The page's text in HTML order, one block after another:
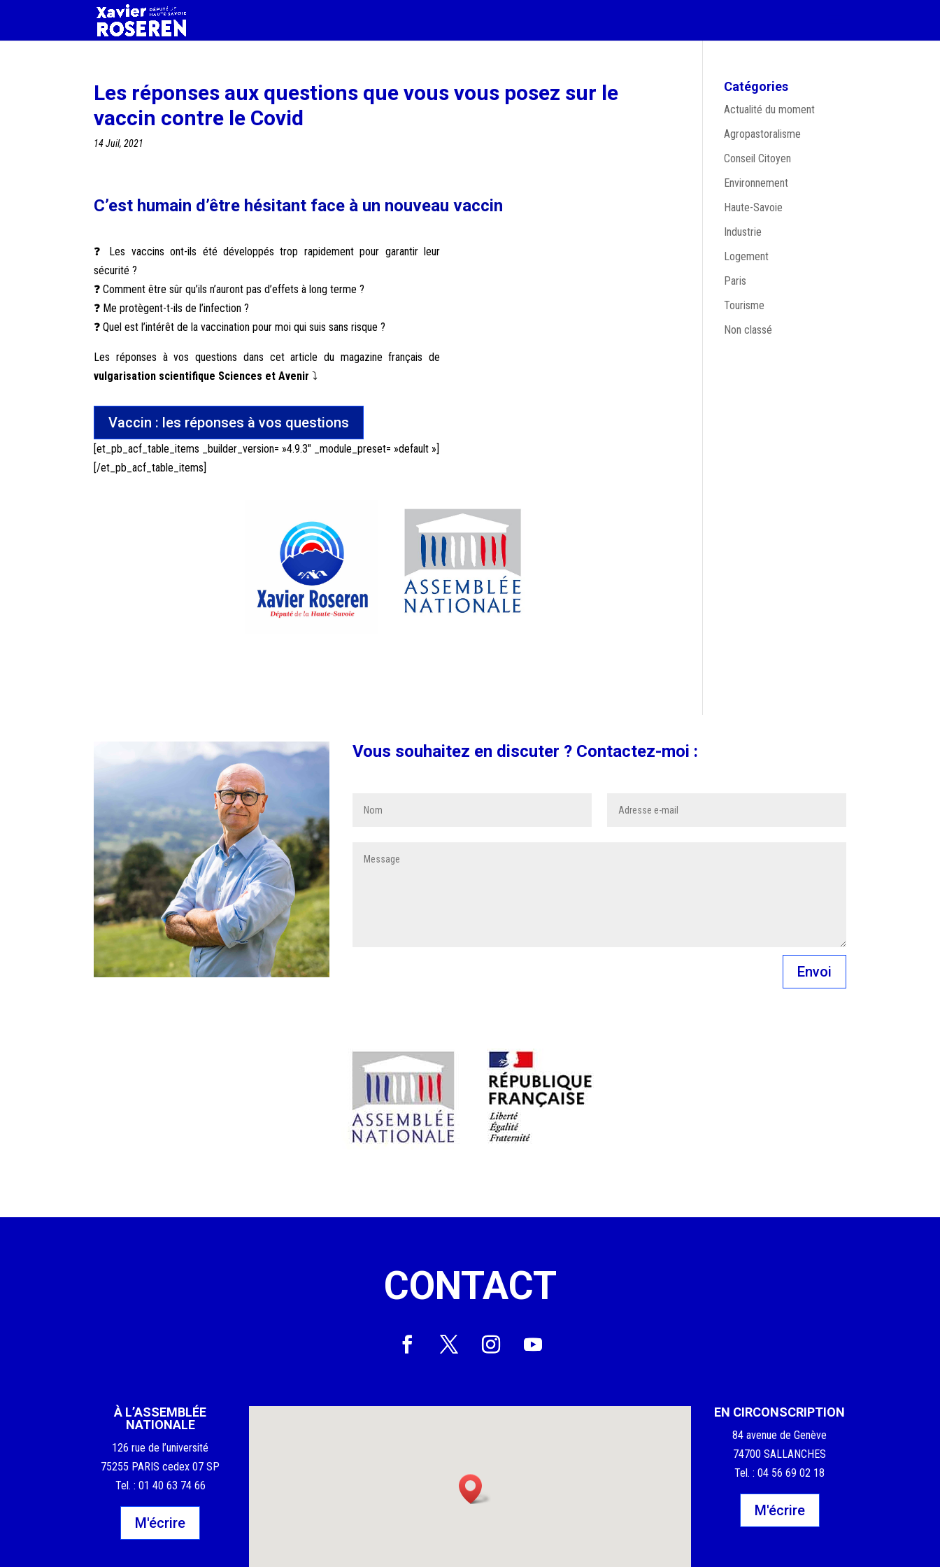
Les réponses aux questions que vous vous posez sur le
vaccin contre le Covid
14 Juil, 2021
C’est humain d’être hésitant face à un nouveau vaccin
❓ Les vaccins ont-ils été développés trop rapidement pour garantir leur
sécurité ?
❓ Comment être sûr qu’ils n’auront pas d’effets à long terme ?
❓ Me protègent-t-ils de l’infection ?
❓ Quel est l’intérêt de la vaccination pour moi qui suis sans risque ?
Les réponses à vos questions dans cet article du magazine français de
vulgarisation scientifique Sciences et Avenir ⤵️
Vaccin : les réponses à vos questions
[et_pb_acf_table_items _builder_version= »4.9.3″ _module_preset= »default »]
[/et_pb_acf_table_items]
Catégories
Actualité du moment
Agropastoralisme
Conseil Citoyen
Environnement
Haute-Savoie
Industrie
Logement
Paris
Tourisme
Non classé
Vous souhaitez en discuter ? Contactez-moi :
Envoi
CONTACT
À L’ASSEMBLÉE
NATIONALE
126 rue de l’université
75255 PARIS cedex 07 SP
Tel. : 01 40 63 74 66
M'écrire
EN CIRCONSCRIPTION
84 avenue de Genève
74700 SALLANCHES
Tel. : 04 56 69 02 18
M'écrire